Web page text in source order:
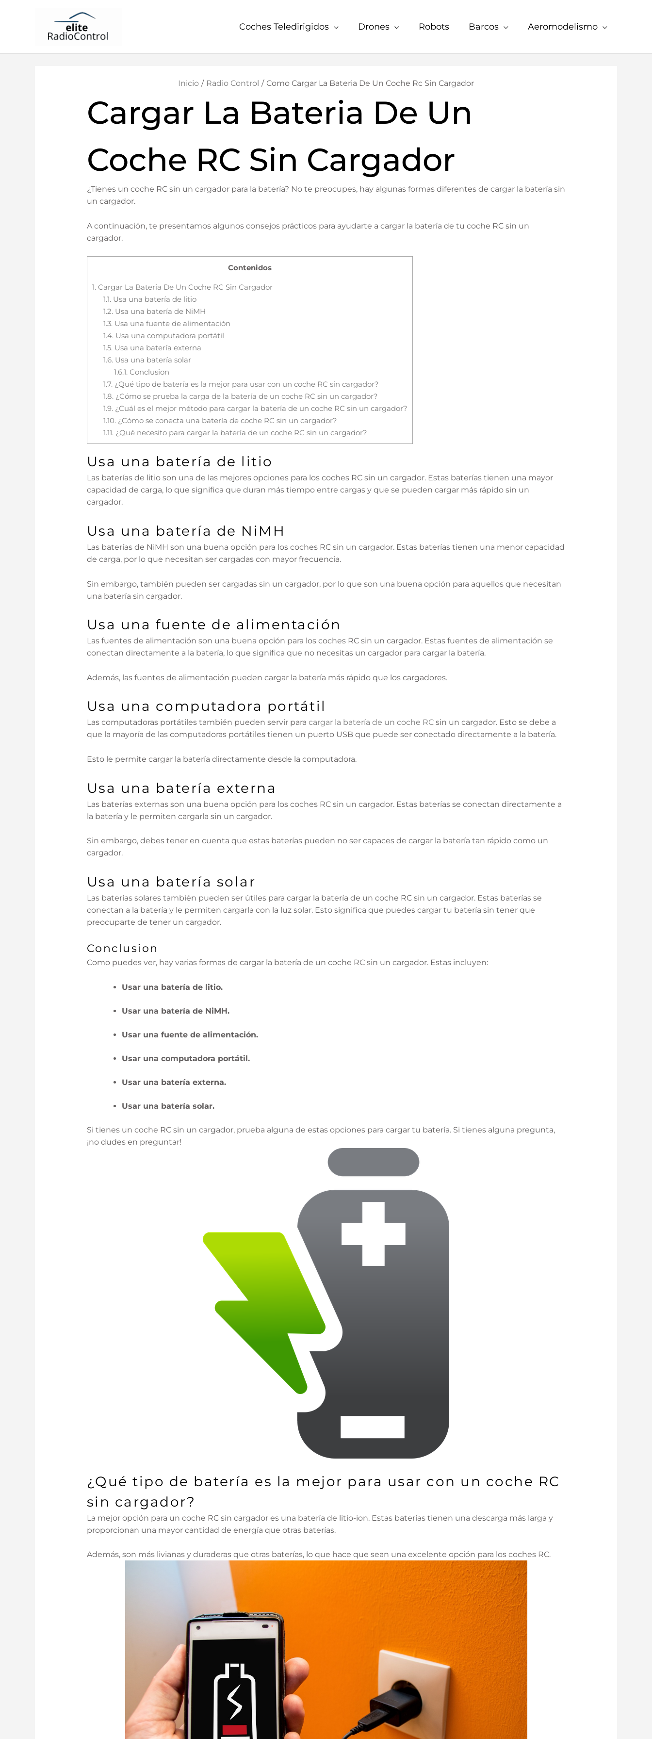
Coches Teledirigidos Drones Robots Barcos Aeromodelismo
Inicio Radio Control Como Cargar La Bateria De Un Coche Rc Sin Cargador
Cargar La Bateria De Un
Coche RC Sin Cargador
¿Tienes un coche RC sin un cargador para la batería? No te preocupes, hay algunas formas diferentes de cargar la batería sin
un cargador.
A continuación, te presentamos algunos consejos prácticos para ayudarte a cargar la batería de tu coche RC sin un
cargador.
Contenidos
1.Cargar La Bateria De Un Coche RC Sin Cargador
1.1.Usa una batería de litio
1.2.Usa una batería de NiMH
1.3.Usa una fuente de alimentación
1.4.Usa una computadora portátil
1.5.Usa una batería externa
1.6.Usa una batería solar
1.6.1. Conclusion
1.7.¿Qué tipo de batería es la mejor para usar con un coche RC sin cargador?
1.8.¿Cómo se prueba la carga de la batería de un coche RC sin un cargador?
1.9.¿Cuál es el mejor método para cargar la batería de un coche RC sin un cargador?
1.10.¿Cómo se conecta una batería de coche RC sin un cargador?
1.11.¿Qué necesito para cargar la batería de un coche RC sin un cargador?
Usa una batería de litio
Las baterías de litio son una de las mejores opciones para los coches RC sin un cargador. Estas baterías tienen una mayor
capacidad de carga, lo que significa que duran más tiempo entre cargas y que se pueden cargar más rápido sin un
cargador.
Usa una batería de NiMH
Las baterías de NiMH son una buena opción para los coches RC sin un cargador. Estas baterías tienen una menor capacidad
de carga, por lo que necesitan ser cargadas con mayor frecuencia.
Sin embargo, también pueden ser cargadas sin un cargador, por lo que son una buena opción para aquellos que necesitan
una batería sin cargador.
Usa una fuente de alimentación
Las fuentes de alimentación son una buena opción para los coches RC sin un cargador. Estas fuentes de alimentación se
conectan directamente a la batería, lo que significa que no necesitas un cargador para cargar la batería.
Además, las fuentes de alimentación pueden cargar la batería más rápido que los cargadores.
Usa una computadora portátil
Las computadoras portátiles también pueden servir para cargar la batería de un coche RCsin un cargador. Esto se debe a
que la mayoría de las computadoras portátiles tienen un puerto USB que puede ser conectado directamente a la batería.
Esto le permite cargar la batería directamente desde la computadora.
Usa una batería externa
Las baterías externas son una buena opción para los coches RC sin un cargador. Estas baterías se conectan directamente a
la batería y le permiten cargarla sin un cargador.
Sin embargo, debes tener en cuenta que estas baterías pueden no ser capaces de cargar la batería tan rápido como un
cargador.
Usa una batería solar
Las baterías solares también pueden ser útiles para cargar la batería de un coche RC sin un cargador. Estas baterías se
conectan a la batería y le permiten cargarla con la luz solar. Esto significa que puedes cargar tu batería sin tener que
preocuparte de tener un cargador.
Conclusion
Como puedes ver, hay varias formas de cargar la batería de un coche RC sin un cargador. Estas incluyen:
Usar una batería de litio.
Usar una batería de NiMH.
Usar una fuente de alimentación.
Usar una computadora portátil.
Usar una batería externa.
Usar una batería solar.
Si tienes un coche RC sin un cargador, prueba alguna de estas opciones para cargar tu batería. Si tienes alguna pregunta,
¡no dudes en preguntar!
¿Qué tipo de batería es la mejor para usar con un coche RC
sin cargador?
La mejor opción para un coche RC sin cargador es una batería de litio-ion. Estas baterías tienen una descarga más larga y
proporcionan una mayor cantidad de energía que otras baterías.
Además, son más livianas y duraderas que otras baterías, lo que hace que sean una excelente opción para los coches RC.